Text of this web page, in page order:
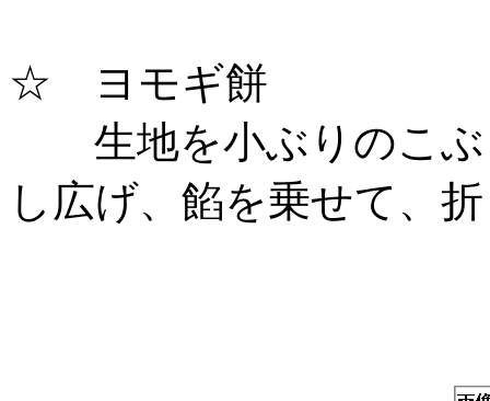
☆ ヨモギ餅
生地を小ぶりのこぶ
し広げ、餡を乗せて、